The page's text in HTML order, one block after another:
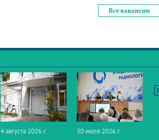
Все вакансии
4 августа 2026 г.
30 июля 2026 г.